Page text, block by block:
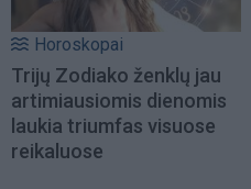
Horoskopai
Trijų Zodiako ženklų jau
artimiausiomis dienomis
laukia triumfas visuose
reikaluose